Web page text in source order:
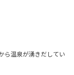
ら温泉が湧きだしてい